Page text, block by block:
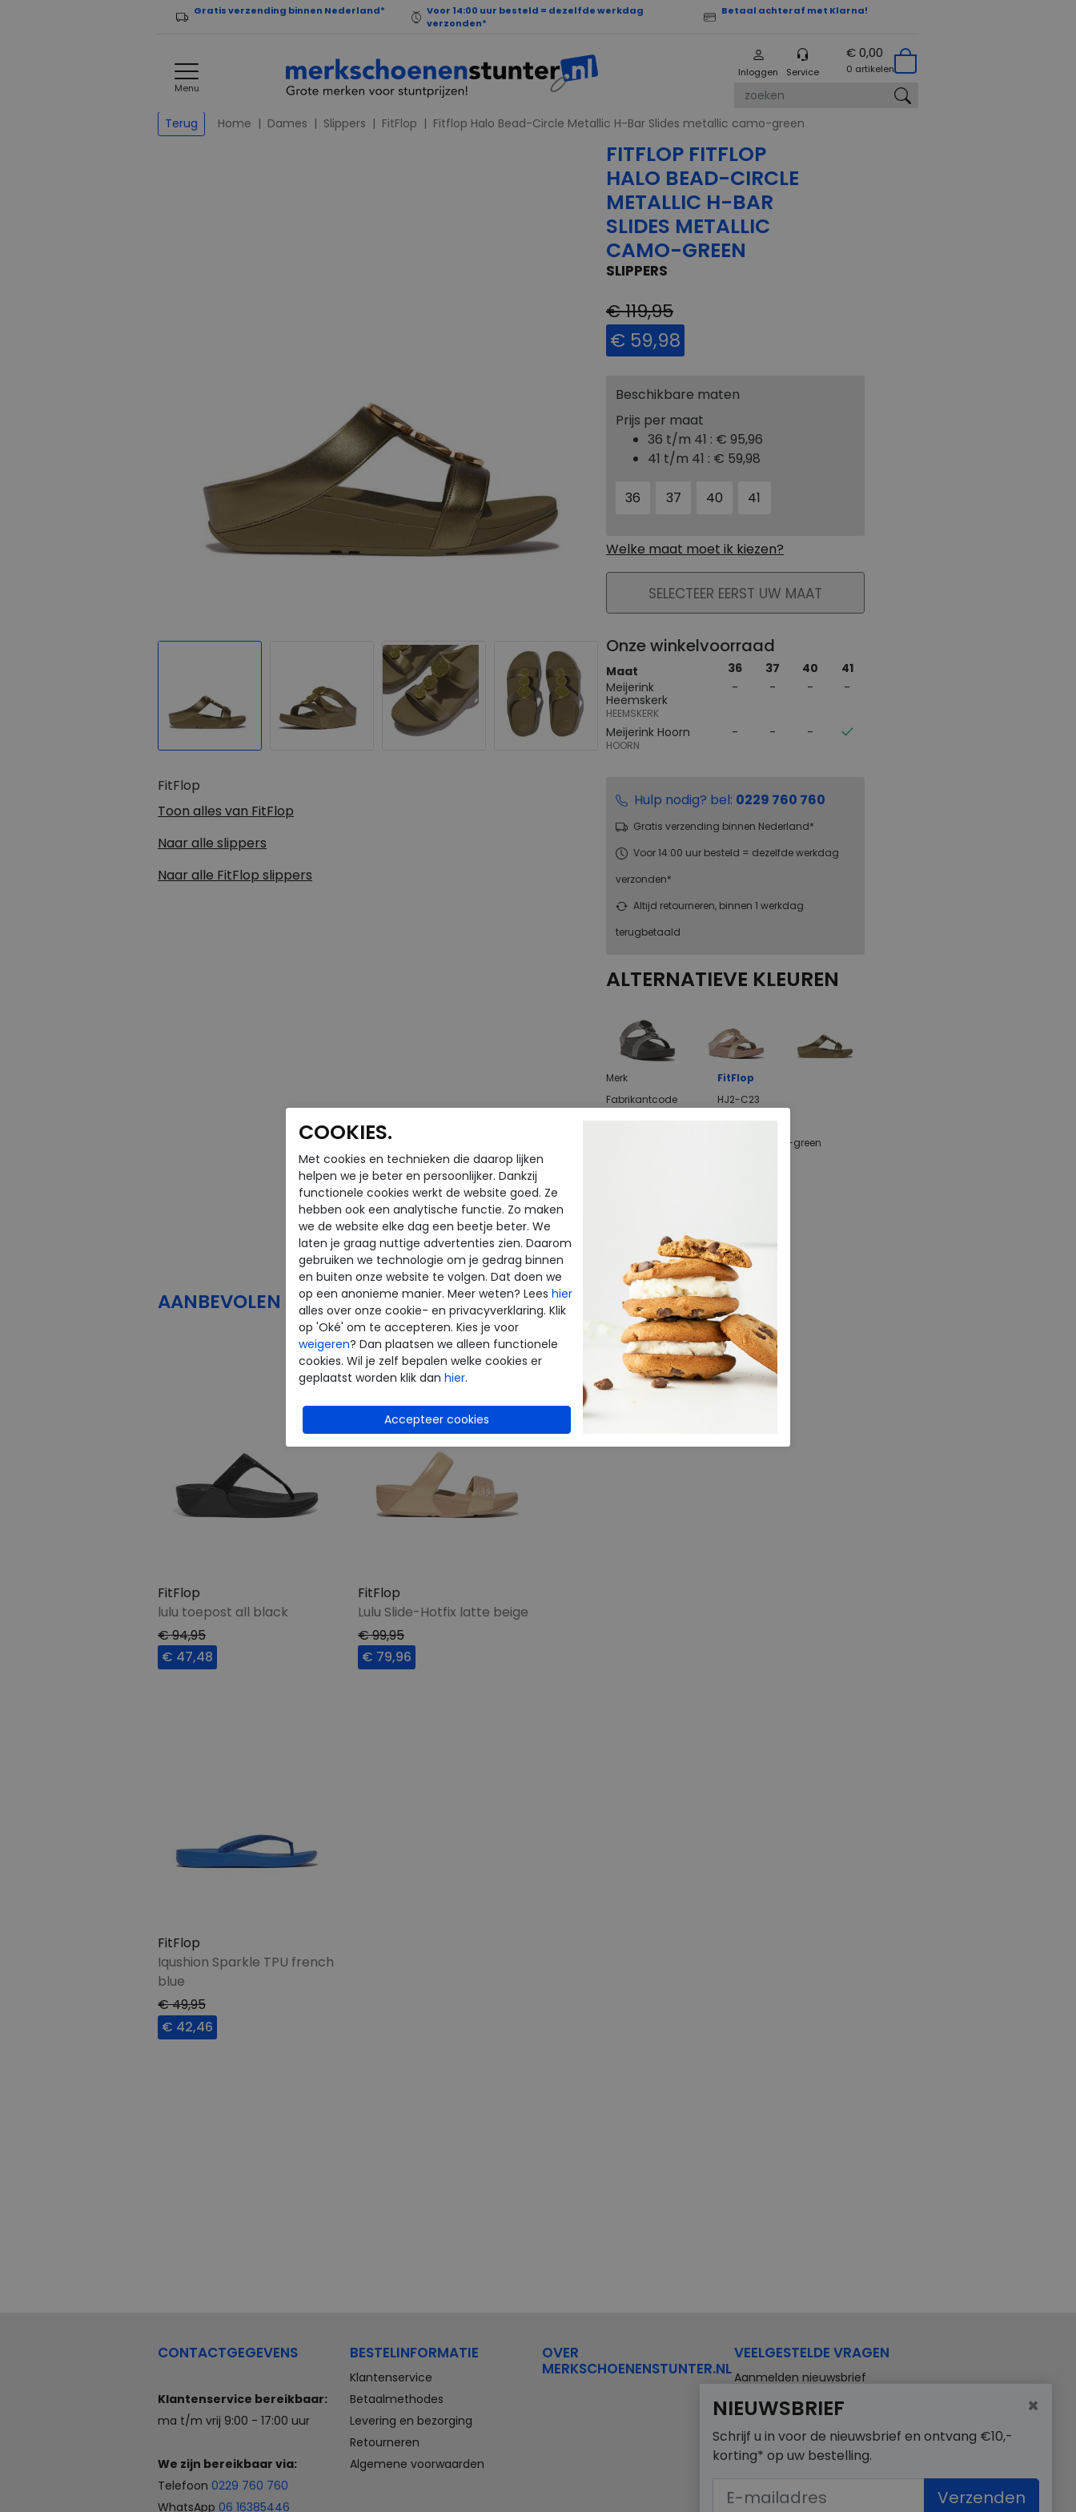
Gratis verzending binnen Nederland*
Voor 14:00 uur besteld = dezelfde werkdag
verzonden*
Betaal achteraf met Klarna!
Menu
Inloggen Service
€ 0,00
0 artikelen
Terug Home Dames Slippers FitFlop Fitflop Halo Bead-Circle Metallic H-Bar Slides metallic camo-green
FitFlop
Toon alles van FitFlop
Naar alle slippers
Naar alle FitFlop slippers
FITFLOP FITFLOP
HALO BEAD-CIRCLE
METALLIC H-BAR
SLIDES METALLIC
CAMO-GREEN
SLIPPERS
€ 119,95
€ 59,98
Beschikbare maten
Prijs per maat
36 t/m 41 : € 95,96
41 t/m 41 : € 59,98
36 37 40 41
Welke maat moet ik kiezen?
PLAATS IN WINKELMAND
SELECTEER EERST UW MAAT
Onze winkelvoorraad
Maat 36 37 40
41
Meijerink
Heemskerk
HEEMSKERK
Meijerink Hoorn
HOORN
Hulp nodig? bel: 0229 760 760
Gratis verzending binnen Nederland*
Voor 14:00 uur besteld = dezelfde werkdag
verzonden*
Altijd retourneren, binnen 1 werkdag
terugbetaald
ALTERNATIEVE KLEUREN
Merk
FitFlop
Fabrikantcode
HJ2-C23
Metallic camo-green
AANBEVOLEN PRODUCTEN
FitFlop
lulu toepost all black
€ 94,95
€ 47,48
FitFlop
Lulu Slide-Hotfix latte beige
€ 99,95
€ 79,96
FitFlop
Iqushion Sparkle TPU french
blue
€ 49,95
€ 42,46
CONTACTGEGEVENS
Klantenservice bereikbaar:
ma t/m vrij 9:00 - 17:00 uur
We zijn bereikbaar via:
Telefoon 0229 760 760
WhatsApp 06 16385446
BESTELINFORMATIE
Klantenservice
Betaalmethodes
Levering en bezorging
Retourneren
Algemene voorwaarden
OVER
MERKSCHOENENSTUNTER.NL
VEELGESTELDE VRAGEN
Aanmelden nieuwsbrief
×
NIEUWSBRIEF
Schrijf u in voor de nieuwsbrief en ontvang €10,-
korting* op uw bestelling.
Verzenden
COOKIES.
Met cookies en technieken die daarop lijken
helpen we je beter en persoonlijker. Dankzij
functionele cookies werkt de website goed. Ze
hebben ook een analytische functie. Zo maken
we de website elke dag een beetje beter. We
laten je graag nuttige advertenties zien. Daarom
gebruiken we technologie om je gedrag binnen
en buiten onze website te volgen. Dat doen we
op een anonieme manier. Meer weten? Lees hier
alles over onze cookie- en privacyverklaring. Klik
op 'Oké' om te accepteren. Kies je voor
weigeren? Dan plaatsen we alleen functionele
cookies. Wil je zelf bepalen welke cookies er
geplaatst worden klik dan hier.